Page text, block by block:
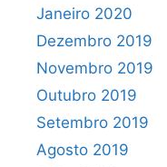
Janeiro 2020
Dezembro 2019
Novembro 2019
Outubro 2019
Setembro 2019
Agosto 2019